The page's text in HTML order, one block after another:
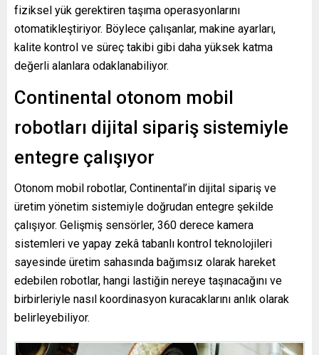
fiziksel yük gerektiren taşıma operasyonlarını
otomatikleştiriyor. Böylece çalışanlar, makine ayarları,
kalite kontrol ve süreç takibi gibi daha yüksek katma
değerli alanlara odaklanabiliyor.
Continental otonom mobil
robotları dijital sipariş sistemiyle
entegre çalışıyor
Otonom mobil robotlar, Continental’in dijital sipariş ve
üretim yönetim sistemiyle doğrudan entegre şekilde
çalışıyor. Gelişmiş sensörler, 360 derece kamera
sistemleri ve yapay zekâ tabanlı kontrol teknolojileri
sayesinde üretim sahasında bağımsız olarak hareket
edebilen robotlar, hangi lastiğin nereye taşınacağını ve
birbirleriyle nasıl koordinasyon kuracaklarını anlık olarak
belirleyebiliyor.